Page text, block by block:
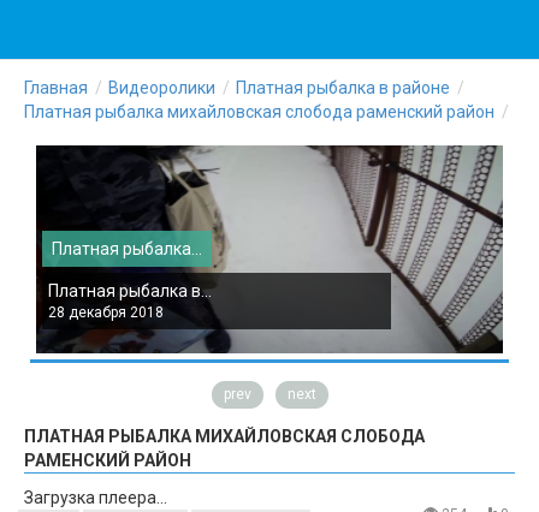
Главная Видеоролики
Платная рыбалка в районе
Платная рыбалка михайловская слобода раменский район
Платная рыбалка...
Платная рыбалка в...
28 декабря 2018
prev next
ПЛАТНАЯ РЫБАЛКА МИХАЙЛОВСКАЯ СЛОБОДА
РАМЕНСКИЙ РАЙОН
Загрузка плеера...